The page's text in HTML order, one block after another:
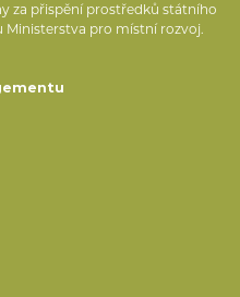
za přispění prostředků státního
Ministerstva pro místní rozvoj.